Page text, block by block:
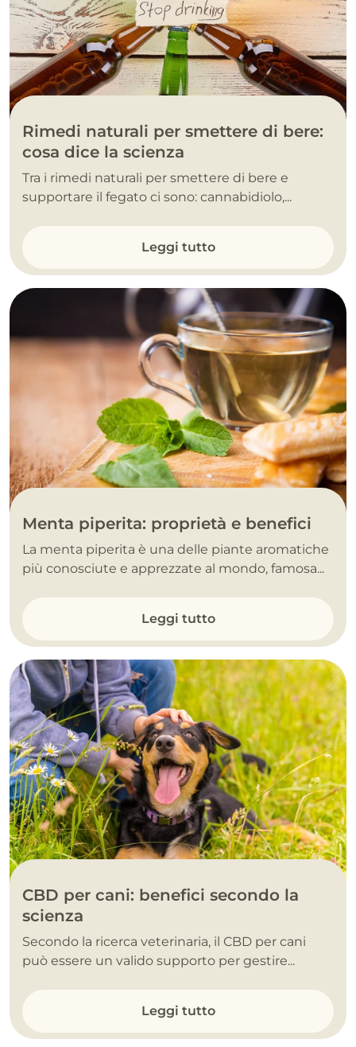
Rimedi naturali per smettere di bere:
cosa dice la scienza
Tra i rimedi naturali per smettere di bere e
supportare il fegato ci sono: cannabidiolo,...
Leggi tutto
Menta piperita: proprietà e benefici
La menta piperita è una delle piante aromatiche
più conosciute e apprezzate al mondo, famosa...
Leggi tutto
CBD per cani: benefici secondo la
scienza
Secondo la ricerca veterinaria, il CBD per cani
può essere un valido supporto per gestire...
Leggi tutto